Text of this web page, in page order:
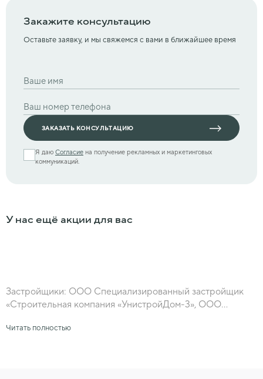
Закажите консультацию
Оставьте заявку, и мы свяжемся с вами в ближайшее время
ЗАКАЗАТЬ КОНСУЛЬТАЦИЮ
Я даю Согласие на получение рекламных и маркетинговых
коммуникаций.
У нас ещё акции для вас
Застройщики: ООО Специализированный застройщик
«Строительная компания «УнистройДом-3», ООО
компания «УнистройДом-4», ООО Специализированный
Читать полностью